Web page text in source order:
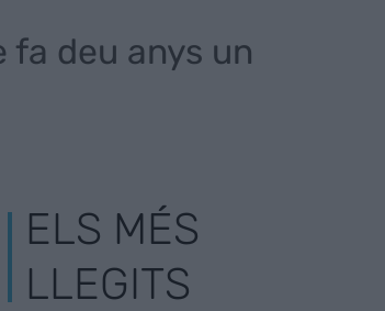
fa deu anys un
ELS MÉS
LLEGITS